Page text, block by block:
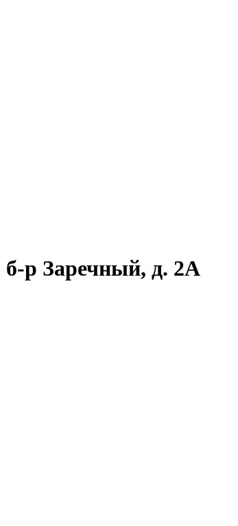
р Заречный, д. 2А